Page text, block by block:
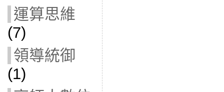
運算思維
(7)
領導統御
(1)